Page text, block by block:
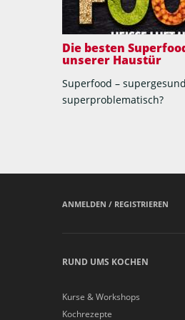
Die besten
unserer Haustür
Superfood –
superproblematisch?
ANMELDEN / REGISTRIEREN
RUND UMS KOCHEN
Kurse & Workshops
Kochrezepte